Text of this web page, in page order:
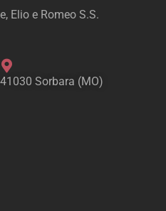
Elio e Romeo S.S.
Sorbara (MO)